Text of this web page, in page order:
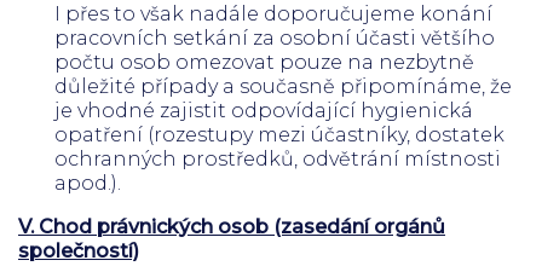
I přes to však nadále doporučujeme konání
pracovních setkání za osobní účasti většího
počtu osob omezovat pouze na nezbytně
důležité případy a současně připomínáme, že
je vhodné zajistit odpovídající hygienická
opatření (rozestupy mezi účastníky, dostatek
ochranných prostředků, odvětrání místnosti
apod.).
V. Chod právnických osob (zasedání orgánů
společností)